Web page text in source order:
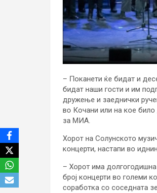
– Поканети ќе бидат и
бидат наши гости и им
дружење и заеднички
во Кочани или на кое било
за МИА.
Хорот на Солунското
концерти, настапи во
– Хорот има
број концерти во големи
соработка со соседната